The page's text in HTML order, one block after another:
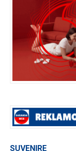
SUVENIRE